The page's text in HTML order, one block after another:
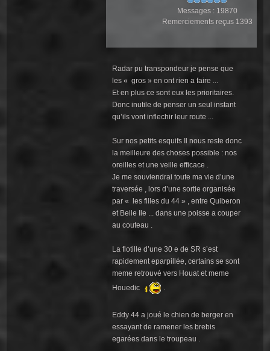
Messages : 19870
Remerciements reçus 1393
Radar pu transpondeur je pense que
les « gros » en ont rien a faire ...
Et en plus ce sont eux les prioritaires.
Donc inutile de penser un seul instant
qu’ils vont inflechir leur route ...
Sur nos petits esquifs Il nous reste donc
la meilleure des choses possible : nos
oreilles et une veille efficace .
Je me souviendrai toute ma vie d’une
traversée , lors d’une sortie organisée
par « les filles du 44 » , entre Quiberon
et Belle Ile ... dans une poisse a couper
au couteau .
La flotille d’une 30 e de SR s’est
rapidement eparpillée, certains se sont
meme retrouvé vers Houat et meme
Houedic
Eddy 44 a joué le chien de berger en
essayant de ramener les brebis
egarées dans le troupeau .